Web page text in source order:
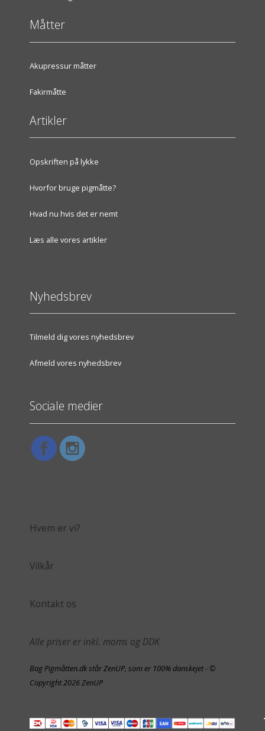
Måtter
Akupressur måtter
Fakirmåtte
Artikler
Opskriften på lykke
Hvorfor bruge pigmåtte?
Hvad nu hvis det er nemt
Læs alle vores artikler
Nyhedsbrev
Tilmeld dig vores nyhedsbrev
Afmeld vores nyhedsbrev
Sociale medier
Hvem er vi?
Vilkår
Kontakt os
Alle priser er inkl. moms og DDK
Bag Pigmåtten.dk står ZenUP, som er 100% danskejet - ©
Copyright 2026 ZenUP